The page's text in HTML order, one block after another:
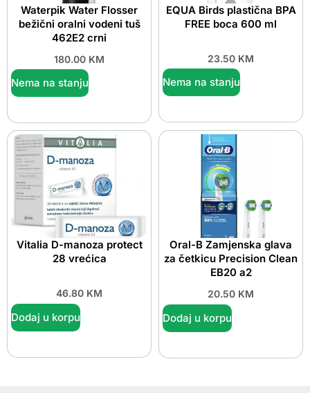
Waterpik Water Flosser
bežični oralni vodeni tuš
462E2 crni
180.00 KM
Nema na stanju
EQUA Birds plastična BPA
FREE boca 600 ml
23.50 KM
Nema na stanju
Vitalia D-manoza protect
28 vrećica
46.80 KM
Dodaj u korpu
Oral-B Zamjenska glava
za četkicu Precision Clean
EB20 a2
20.50 KM
Dodaj u korpu